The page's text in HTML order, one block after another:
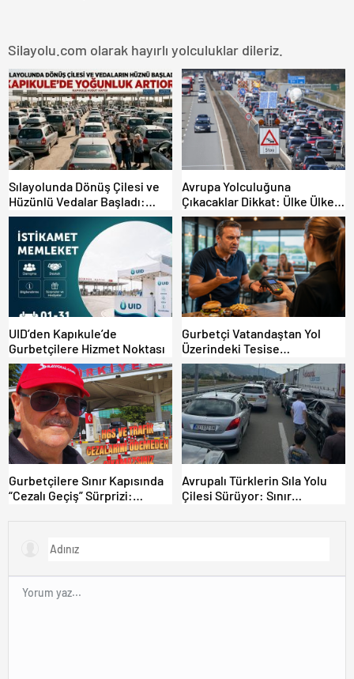
Silayolu.com olarak hayırlı yolculuklar dileriz.
Sılayolunda Dönüş Çilesi ve
Hüzünlü Vedalar Başladı:
Kapıkule’de Yoğunluk Artıyor!
Avrupa Yolculuğuna
Çıkacaklar Dikkat: Ülke Ülke
Güncel Trafik Kuralları,
Avrupa Otoyol Hız Limitleri
UID’den Kapıkule’de
Gurbetçilere Hizmet Noktası
Gurbetçi Vatandaştan Yol
Üzerindeki Tesise
Dolandırıcılık İddiası:
“Hesabınızı Mutlaka Kontrol
Edin”
Gurbetçilere Sınır Kapısında
“Cezalı Geçiş” Sürprizi:
Avrupalı Türklerin Sıla Yolu
Çilesi Sürüyor: Sınır